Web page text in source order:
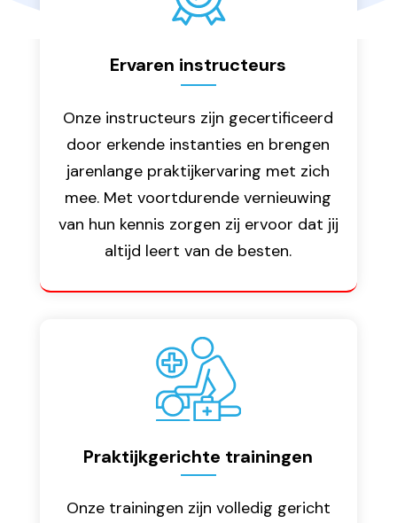
Ervaren instructeurs
Onze instructeurs zijn gecertificeerd
door erkende instanties en brengen
jarenlange praktijkervaring met zich
mee. Met voortdurende vernieuwing
van hun kennis zorgen zij ervoor dat jij
altijd leert van de besten.
Praktijkgerichte trainingen
Onze trainingen zijn volledig gericht